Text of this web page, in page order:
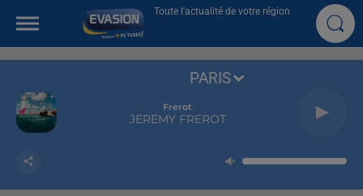
Toute l'actualité de votre région
Frerot
JEREMY FREROT
PARIS